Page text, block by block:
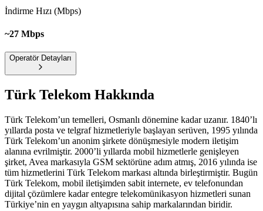
İndirme Hızı (Mbps)
~27 Mbps
Operatör Detayları
Türk Telekom Hakkında
Türk Telekom’un temelleri, Osmanlı dönemine kadar uzanır. 1840’lı
yıllarda posta ve telgraf hizmetleriyle başlayan serüven, 1995 yılında
Türk Telekom’un anonim şirkete dönüşmesiyle modern iletişim
alanına evrilmiştir. 2000’li yıllarda mobil hizmetlerle genişleyen
şirket, Avea markasıyla GSM sektörüne adım atmış, 2016 yılında ise
tüm hizmetlerini Türk Telekom markası altında birleştirmiştir. Bugün
Türk Telekom, mobil iletişimden sabit internete, ev telefonundan
dijital çözümlere kadar entegre telekomünikasyon hizmetleri sunan
Türkiye’nin en yaygın altyapısına sahip markalarından biridir.